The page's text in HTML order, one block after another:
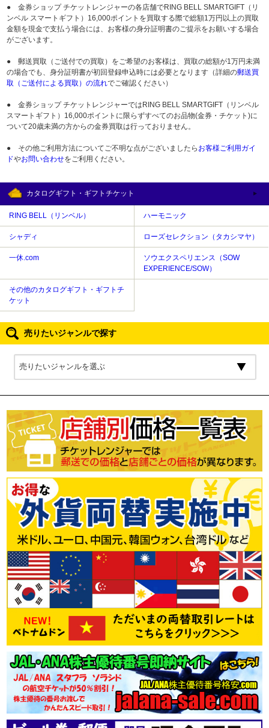
● 金券ショップ チケットレンジャーの各店舗でRING BELL SMARTGIFT（リ
ンベル スマートギフト）16,000ポイントを買取する際で総額1万円以上の買取
金額を現金で支払う場合には、お客様の身分証明書のご提示をお願いする場合
がございます。
● 郵送買取（ご送付での買取）をご希望のお客様は、買取の総額が1万円未満
の場合でも、身分証明書が初回登録申込時には必要となります（詳細の郵送買
取（ご送付による買取）の流れでご確認ください）
● 金券ショップ チケットレンジャーではRING BELL SMARTGIFT（リンベル
スマートギフト）16,000ポイントに限らずすべてのお品物(金券・チケット)に
ついて20歳未満の方からの金券買取は行っておりません。
● その他ご利用方法についてご不明な点がございましたら お客様ご利用ガイ
ドやお問い合わせをご利用ください。
カタログギフト・ギフトチケット
RING BELL（リンベル） ハーモニック
シャディ ローズセレクション（タカシマヤ）
一休.com
ソウエクスペリエンス（SOW
EXPERIENCE/SOW）
その他のカタログギフト・ギフトチ
ケット
売りたいジャンルで探す